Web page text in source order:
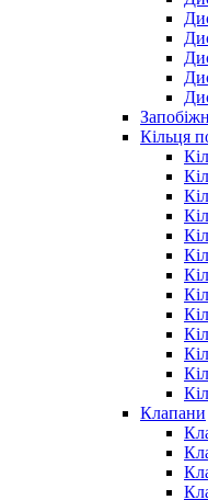
Кільця
Клапани